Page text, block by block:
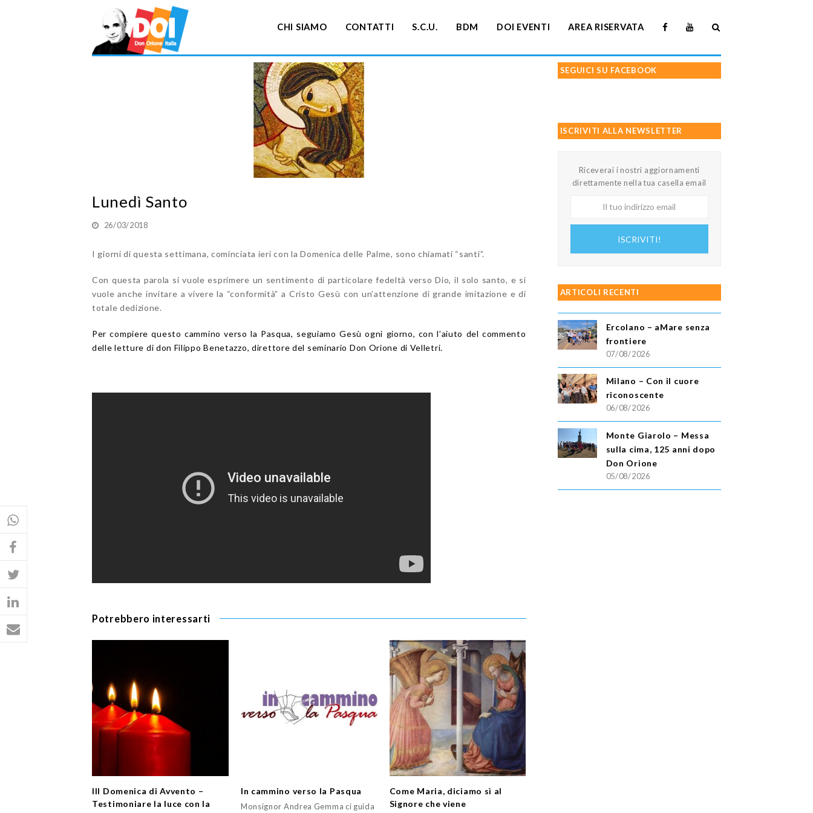
CHI SIAMO CONTATTI S.C.U. BDM DOI EVENTI AREA RISERVATA
Lunedì Santo
26/03/2018
I giorni di questa settimana, cominciata ieri con la Domenica delle Palme, sono chiamati “santi”.
Con questa parola si vuole esprimere un sentimento di particolare fedeltà verso Dio, il solo santo, e si
vuole anche invitare a vivere la “conformità” a Cristo Gesù con un’attenzione di grande imitazione e di
totale dedizione.
Per compiere questo cammino verso la Pasqua, seguiamo Gesù ogni giorno, con l’aiuto del commento
delle letture di don Filippo Benetazzo, direttore del seminario Don Orione di Velletri.
Potrebbero interessarti
III Domenica di Avvento –
Testimoniare la luce con la
In cammino verso la Pasqua
Monsignor Andrea Gemma ci guida
Come Maria, diciamo sì al
Signore che viene
SEGUICI SU FACEBOOK
ISCRIVITI ALLA NEWSLETTER
Riceverai i nostri aggiornamenti
direttamente nella tua casella email
ISCRIVITI!
ARTICOLI RECENTI
Ercolano – aMare senza
frontiere
07/08/2026
Milano – Con il cuore
riconoscente
06/08/2026
Monte Giarolo – Messa
sulla cima, 125 anni dopo
Don Orione
05/08/2026